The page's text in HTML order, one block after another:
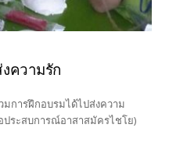
ความรัก
การฝึกอบรมได้ไปส่งความ
ประสบการณ์อาสาสมัครไชโย)